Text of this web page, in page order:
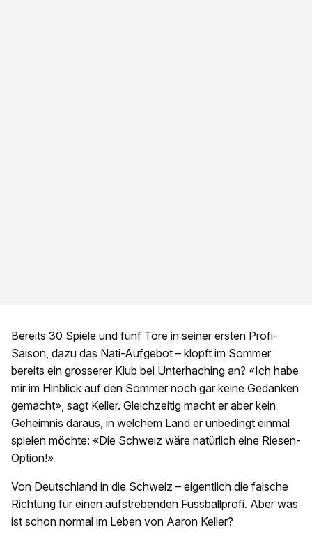
Bereits 30 Spiele und fünf Tore in seiner ersten Profi-
Saison, dazu das Nati-Aufgebot – klopft im Sommer
bereits ein grösserer Klub bei Unterhaching an? «Ich habe
mir im Hinblick auf den Sommer noch gar keine Gedanken
gemacht», sagt Keller. Gleichzeitig macht er aber kein
Geheimnis daraus, in welchem Land er unbedingt einmal
spielen möchte: «Die Schweiz wäre natürlich eine Riesen-
Option!»
Von Deutschland in die Schweiz – eigentlich die falsche
Richtung für einen aufstrebenden Fussballprofi. Aber was
ist schon normal im Leben von Aaron Keller?